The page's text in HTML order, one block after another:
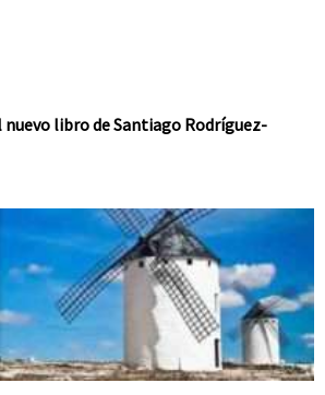
libro de Santiago Rodríguez-